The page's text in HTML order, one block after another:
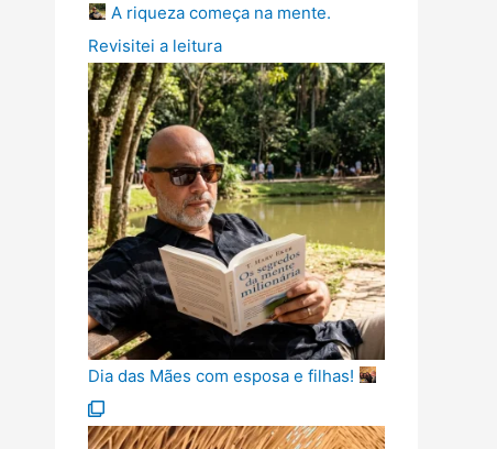
A riqueza começa na mente.
Revisitei a leitura
Dia das Mães com esposa e filhas!